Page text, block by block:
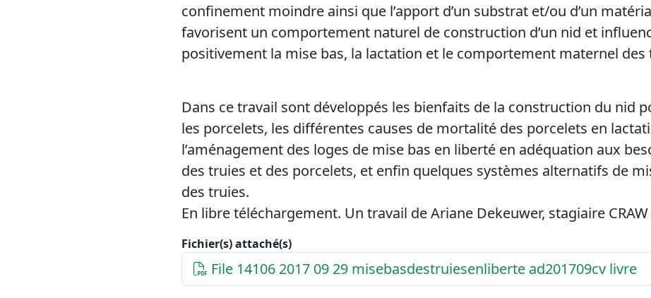
confinement moindre ainsi que l’apport d’un substrat et/ou d’un
favorisent un comportement naturel de construction d’un nid et
positivement la mise bas, la lactation et le comportement maternel des
Dans ce travail sont développés les bienfaits de la construction du nid
les porcelets, les différentes causes de mortalité des porcelets en
l’aménagement des loges de mise bas en liberté en adéquation aux
des truies et des porcelets, et enfin quelques systèmes alternatifs de
des truies.
En libre téléchargement. Un travail de Ariane Dekeuwer, stagiaire CRAW
Fichier(s) attaché(s)
File 14106 2017 09 29 misebasdestruiesenliberte ad201709cv livre